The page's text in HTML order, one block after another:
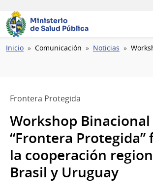
Ministerio
de Salud Pública
Ruta
Inicio Comunicación Noticias
Frontera Protegida
Workshop Binacional
“Frontera Protegida”
la cooperación
Brasil y Uruguay